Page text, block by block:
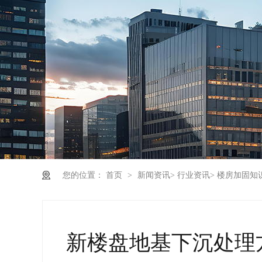
您的位置： 首页 > 新闻资讯> 行业资讯> 楼房加固知
新楼盘地基下沉处理